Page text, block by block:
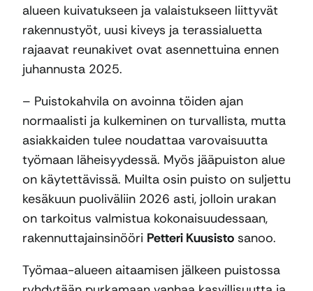
alueen kuivatukseen ja valaistukseen liittyvät
rakennustyöt, uusi kiveys ja terassialuetta
rajaavat reunakivet ovat asennettuina ennen
juhannusta 2025.
– Puistokahvila on avoinna töiden ajan
normaalisti ja kulkeminen on turvallista, mutta
asiakkaiden tulee noudattaa varovaisuutta
työmaan läheisyydessä. Myös jääpuiston alue
on käytettävissä. Muilta osin puisto on suljettu
kesäkuun puoliväliin 2026 asti, jolloin urakan
on tarkoitus valmistua kokonaisuudessaan,
rakennuttajainsinööri Petteri Kuusisto sanoo.
Työmaa-alueen aitaamisen jälkeen puistossa